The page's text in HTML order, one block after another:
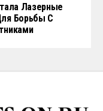
Лазерные
Борьбы С